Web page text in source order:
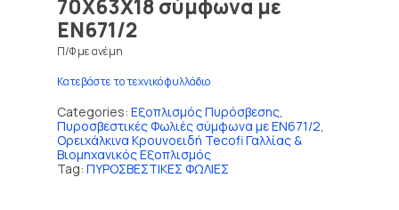
70Χ63Χ18 σύμφωνα με
ΕΝ671/2
Π/Φ με ανέμη
Κατεβάστε το τεχνικό φυλλάδιο
Categories: Εξοπλισμός Πυρόσβεσης,
Πυροσβεστικές Φωλιές σύμφωνα με EN671/2,
Ορειχάλκινα Κρουνοειδή Tecofi Γαλλίας &
Βιομηχανικός Εξοπλισμός
Tag: ΠΥΡΟΣΒΕΣΤΙΚΕΣ ΦΩΛΙΕΣ